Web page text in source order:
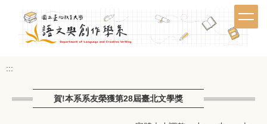
容
:::
賀!本系系友榮獲第28屆臺北文學獎